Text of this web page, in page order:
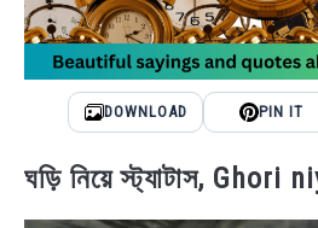
DOWNLOAD PIN IT
ঘড়ি নিয়ে স্ট্যাটাস, Ghori